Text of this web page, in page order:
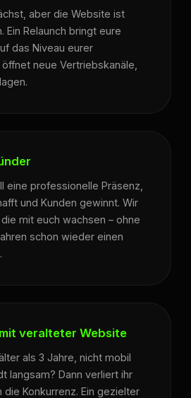
aber die Website ist
Ein Relaunch bringt eure
das Niveau eurer
neue Vertriebskanäle,
eine professionelle Präsenz,
und Kunden gewinnt. Wir
mit euch wachsen – ohne
schon wieder einen
veralteter Website
als 3 Jahre, nicht mobil
langsam? Dann verliert ihr
die Konkurrenz. Ein gezielter